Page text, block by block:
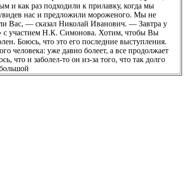
и как раз подходили к прилавку, когда мы
нас и предложили мороженого. Мы не
Вас, — сказал Николай Иванович. — Завтра у
с участием Н.К. Симонова. Хотим, чтобы Вы
Боюсь, что это его последние выступления.
человека: уже давно болеет, а все продолжает
что и заболел-то он из-за того, что так долго